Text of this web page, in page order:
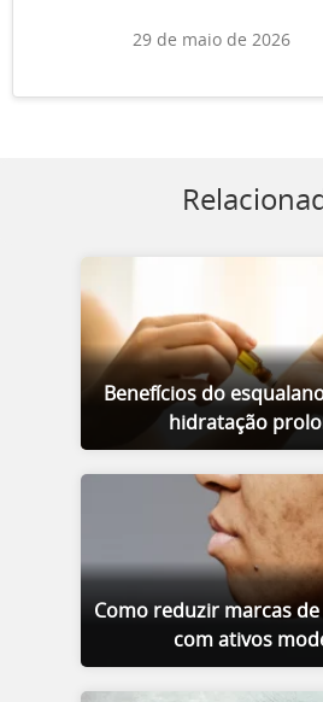
29 de maio de 2026
Benefícios do
hidratação
Como reduzir marcas
com ativos